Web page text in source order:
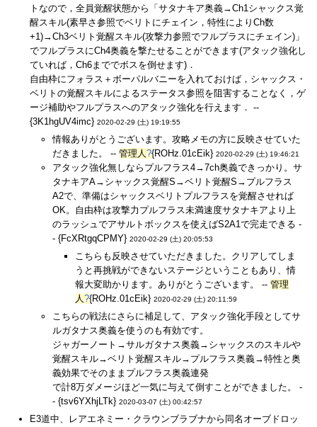
トなので，全員覚醒状態から「サタナキア奥義→Ch1シャックス覚
醒スキル(素早さ参照でベリトにチェイン，特性によりCh数
+1)→Ch3ベリト覚醒スキル(攻撃力参照でフルプラスにチェイン)」
でフルプラスにCh4奥義を撃たせることができます(アタック強化し
ていれば，Ch6まででボスを倒せます)．
自由枠にフォラス＋ボーパルバニーを入れておけば，シャックス・
ベリトの覚醒スキルによるステータス参照を阻害することなく，ゲ
ージ補助やフルプラスへのアタック強化を行えます． --
{3K1hgUV4imc} 2020-02-29 (土) 19:19:55
情報ありがとうございます。攻略メモの方に反映させていた
だきました。 -- 管理人?{ROHz.01cEik} 2020-02-29 (土) 19:46:21
アタック強化無しならプルフラス4→7ch奥義できっかり。サ
タナキアA→シャックス覚醒S→ベリト覚醒S→プルフラス
A2で、準備はシャックスベリトプルフラスを覚醒させれば
OK。自由枠は攻撃力プルフラス未満速度サタナキアより上
のラッシュでアサルトボックスを使えばS2A1で完走できる -
- {FcXRtgqCPMY} 2020-02-29 (土) 20:05:53
こちらも反映させていただきました。クリアしてしま
うと再挑戦ができないステージということもあり、情
報大変助かります。ありがとうございます。 -- 管理
人?{ROHz.01cEik} 2020-02-29 (土) 20:11:59
こちらの戦法にさらに補足して、アタック強化手段としてサ
ルガタナス奥義を使うのも有効です。
ジャガーノート→サルガタナス奥義→シャックスのスキルや
覚醒スキル→ベリト覚醒スキル→プルフラス奥義→特性と奥
義効果でそのままプルフラス奥義連発
で計8万ダメージほど一気に与えて倒すことができました。 -
- {tsv6YXhjLTk} 2020-03-07 (土) 00:42:57
E3道中、レアエネミー・クラウンブラブナから同名オーブドロッ